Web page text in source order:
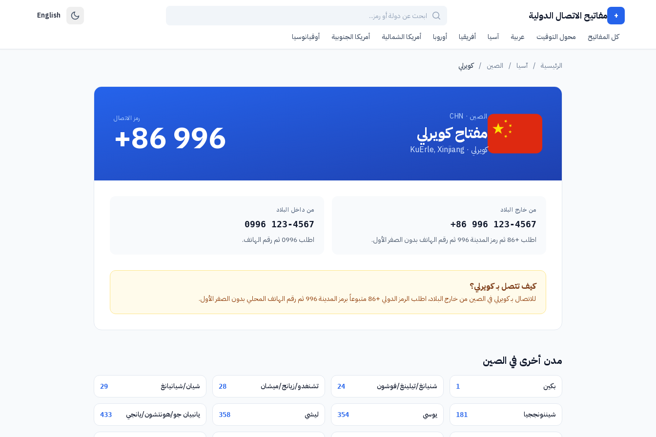
+ مفاتيح الاتصال الدولية English
كل المفاتيح محول التوقيت عربية آسيا أفريقيا أوروبا أمريكا الشمالية أمريكا الجنوبية أوقيانوسيا
الرئيسية / آسيا / الصين / كويرلي
الصين · CHN
مفتاح كويرلي
كويرلي · KuErle, Xinjiang
رمز الاتصال
+86 996
من خارج البلاد
+86 996 123-4567
اطلب +86 ثم رمز المدينة 996 ثم رقم الهاتف بدون الصفر الأول.
من داخل البلاد
0996 123-4567
اطلب 0996 ثم رقم الهاتف.
كيف تتصل بـ كويرلي؟
للاتصال بـ كويرلي في الصين من خارج البلاد، اطلب الرمز الدولي +86 متبوعاً برمز المدينة 996 ثم رقم الهاتف المحلي بدون الصفر الأول.
مدن أخرى في الصين
بكين 1 شنيانغ/تيلينغ/فوشون 24 تشنغدو/زيانج/ميشان 28 شيان/شيانيانغ 29
شيننونججيا 181 يوسي 354 ليشي 358 يانبيان جو/هونتشون/يانجي 433